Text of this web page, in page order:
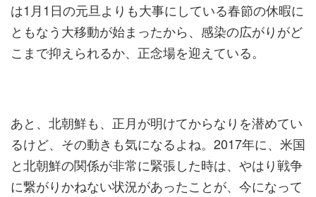
は1月1日の元旦よりも大事にしている春節の休暇に
ともなう大移動が始まったから、感染の広がりがど
こまで抑えられるか、正念場を迎えている。
あと、北朝鮮も、正月が明けてからなりを潜めてい
るけど、その動きも気になるよね。2017年に、米国
と北朝鮮の関係が非常に緊張した時は、やはり戦争
に繋がりかねない状況があったことが、今になって